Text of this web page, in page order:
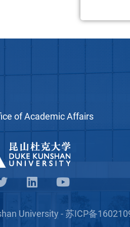
of Academic Affairs
University - 苏ICP备